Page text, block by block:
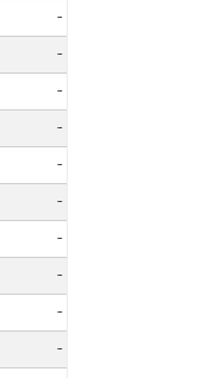
-
-
-
-
-
-
-
-
-
-